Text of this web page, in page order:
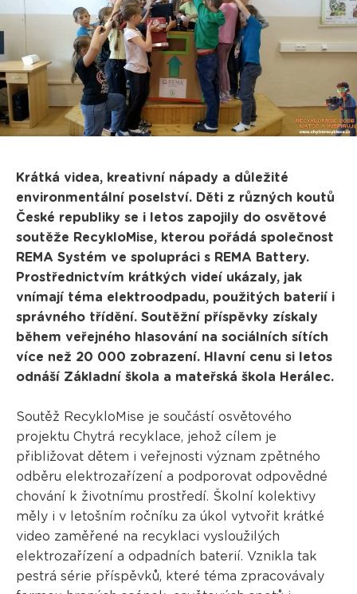
Krátká videa, kreativní nápady a důležité
environmentální poselství. Děti z různých koutů
České republiky se i letos zapojily do osvětové
soutěže RecykloMise, kterou pořádá společnost
REMA Systém ve spolupráci s REMA Battery.
Prostřednictvím krátkých videí ukázaly, jak
vnímají téma elektroodpadu, použitých baterií i
správného třídění. Soutěžní příspěvky získaly
během veřejného hlasování na sociálních sítích
více než 20 000 zobrazení. Hlavní cenu si letos
odnáší Základní škola a mateřská škola Herálec.
Soutěž RecykloMise je součástí osvětového
projektu Chytrá recyklace, jehož cílem je
přibližovat dětem i veřejnosti význam zpětného
odběru elektrozařízení a podporovat odpovědné
chování k životnímu prostředí. Školní kolektivy
měly i v letošním ročníku za úkol vytvořit krátké
video zaměřené na recyklaci vysloužilých
elektrozařízení a odpadních baterií. Vznikla tak
pestrá série příspěvků, které téma zpracovávaly